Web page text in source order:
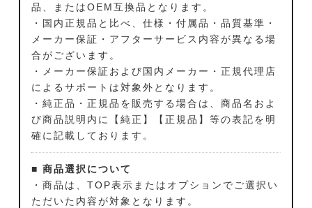
品、またはOEM互換品となります。
・国内正規品と比べ、仕様・付属品・品質基準・
メーカー保証・アフターサービス内容が異なる場
合がございます。
・メーカー保証および国内メーカー・正規代理店
によるサポートは対象外となります。
・純正品・正規品を販売する場合は、商品名およ
び商品説明内に【純正】【正規品】等の表記を明
確に記載しております。
■ 商品選択について
・商品は、TOP表示またはオプションでご選択い
ただいた内容が対象となります。